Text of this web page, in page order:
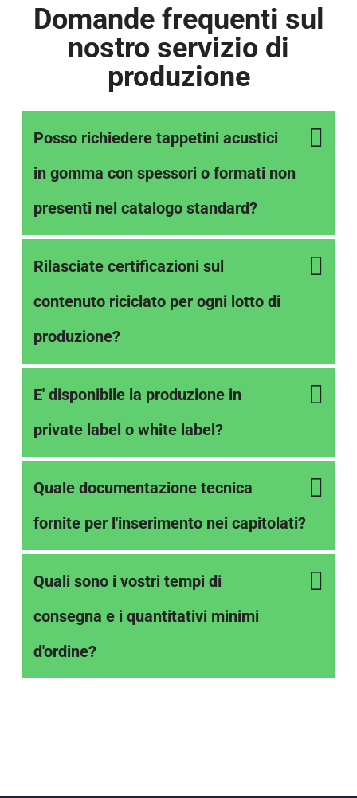
Domande frequenti sul
nostro servizio di
produzione
Posso richiedere tappetini acustici
in gomma con spessori o formati non
presenti nel catalogo standard?
Rilasciate certificazioni sul
contenuto riciclato per ogni lotto di
produzione?
E' disponibile la produzione in
private label o white label?
Quale documentazione tecnica
fornite per l'inserimento nei capitolati?
Quali sono i vostri tempi di
consegna e i quantitativi minimi
d'ordine?